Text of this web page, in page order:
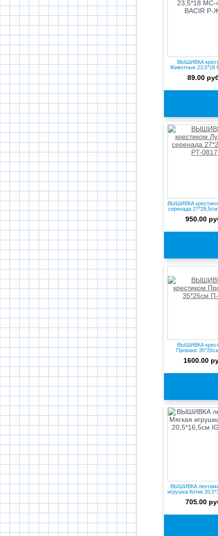
ВЫШИВКА
Животные 23,5*18
89.00
ВЫШИВКА
серенада
950.00
ВЫШИВКА
Прованс
1600.00
ВЫШИВКА
игрушка Котик
705.00